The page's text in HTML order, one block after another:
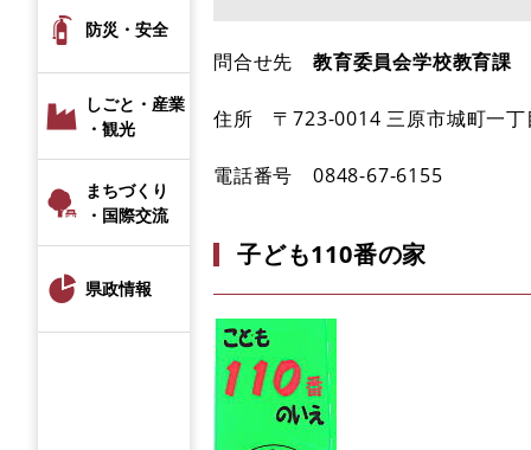
防災・安全
しごと・産業
・観光
まちづくり
・国際交流
県政情報
問合せ先 教育委員会学校教育課
住所 〒723-0014 三原市城町一丁
電話番号 0848-67-6155
子ども110番の家